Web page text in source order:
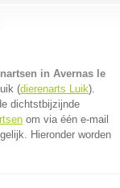
in Avernas le
(dierenarts Luik).
dichtstbijzijnde
om via één e-mail
Hieronder worden